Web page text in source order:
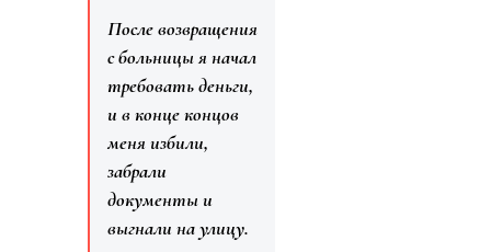
После возвращения
с больницы я начал
требовать деньги,
и в конце концов
меня избили,
забрали
документы и
выгнали на улицу.